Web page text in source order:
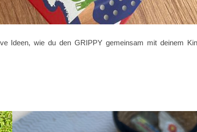
Ideen, wie du den GRIPPY gemeinsam mit deinem